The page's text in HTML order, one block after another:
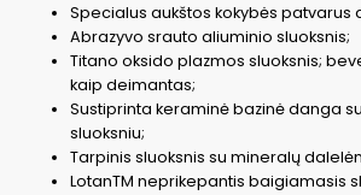
Specialus aukštos kokybės patvarus
Abrazyvo srauto aliuminio sluoksnis;
Titano oksido plazmos sluoksnis;
kaip deimantas;
Sustiprinta keraminė bazinė danga
sluoksniu;
Tarpinis sluoksnis su mineralų
LotanTM neprikepantis baigiamasis